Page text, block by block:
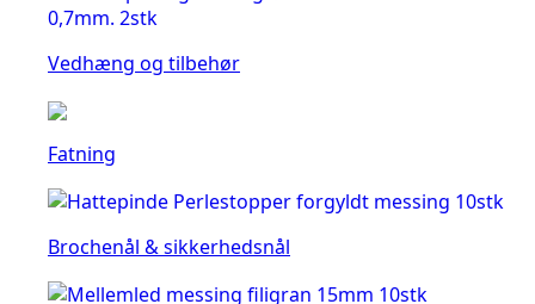
Vedhæng og tilbehør
Fatning
Brochenål & sikkerhedsnål